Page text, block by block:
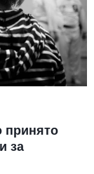
принято
за